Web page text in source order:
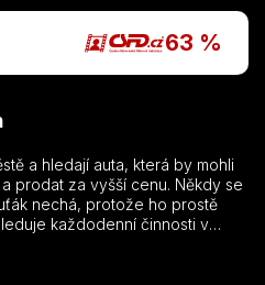
63 %
a hledají auta, která by mohli
prodat za vyšší cenu. Někdy se
nechá, protože ho prostě
každodenní činnosti v
a tuní všechny možné typy